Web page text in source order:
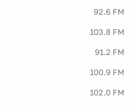
92.6 FM
103.8 FM
91.2 FM
100.9 FM
102.0 FM